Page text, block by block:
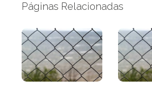
Páginas Relacionadas